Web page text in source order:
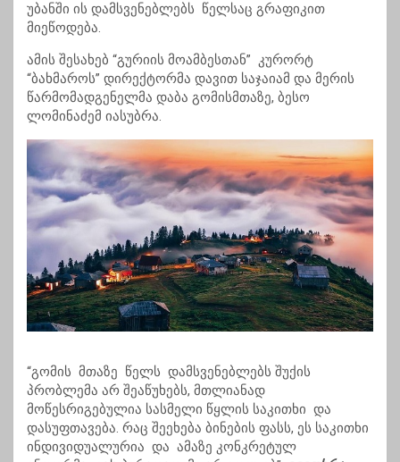
უბანში ის დამსვენებლებს წელსაც გრაფიკით
მიეწოდება.
ამის შესახებ “გურიის მოამბესთან” კურორტ
“ბახმაროს” დირექტორმა დავით საჯაიამ და მერის
წარმომადგენელმა დაბა გომისმთაზე, ბესო
ლომინაძემ იასუბრა.
“გომის მთაზე წელს დამსვენებლებს შუქის
პრობლემა არ შეაწუხებს, მთლიანად
მოწესრიგებულია სასმელი წყლის საკითხი და
დასუფთავება. რაც შეეხება ბინების ფასს, ეს საკითხი
ინდივიდუალურია და ამაზე კონკრეტულ